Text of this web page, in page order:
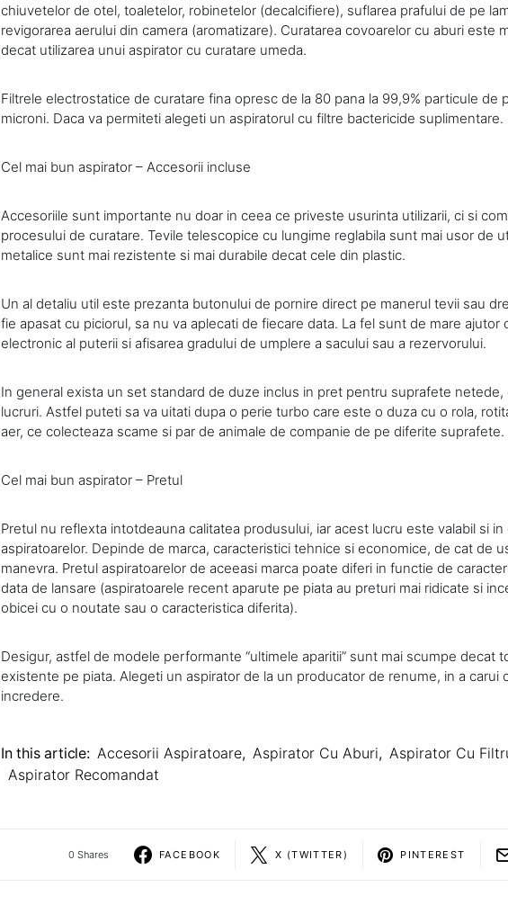
chiuvetelor de otel, toaletelor, robinetelor (decalcifiere), suflarea prafului de pe
revigorarea aerului din camera (aromatizare). Curatarea covoarelor cu aburi este
decat utilizarea unui aspirator cu curatare umeda.
Filtrele electrostatice de curatare fina opresc de la 80 pana la 99,9% particule de
microni. Daca va permiteti alegeti un aspiratorul cu filtre bactericide suplimentare.
Cel mai bun aspirator – Accesorii incluse
Accesoriile sunt importante nu doar in ceea ce priveste usurinta utilizarii, ci si
procesului de curatare. Tevile telescopice cu lungime reglabila sunt mai usor de
metalice sunt mai rezistente si mai durabile decat cele din plastic.
Un al detaliu util este prezanta butonului de pornire direct pe manerul tevii sau
fie apasat cu piciorul, sa nu va aplecati de fiecare data. La fel sunt de mare ajutor
electronic al puterii si afisarea gradului de umplere a sacului sau a rezervorului.
In general exista un set standard de duze inclus in pret pentru suprafete netede,
lucruri. Astfel puteti sa va uitati dupa o perie turbo care este o duza cu o rola,
aer, ce colecteaza scame si par de animale de companie de pe diferite suprafete.
Cel mai bun aspirator – Pretul
Pretul nu reflexta intotdeauna calitatea produsului, iar acest lucru este valabil si in
aspiratoarelor. Depinde de marca, caracteristici tehnice si economice, de cat de
manevra. Pretul aspiratoarelor de aceeasi marca poate diferi in functie de
data de lansare (aspiratoarele recent aparute pe piata au preturi mai ridicate si
obicei cu o noutate sau o caracteristica diferita).
Desigur, astfel de modele performante “ultimele aparitii” sunt mai scumpe decat
existente pe piata. Alegeti un aspirator de la un producator de renume, in a carui
incredere.
In this article: Accesorii Aspiratoare, Aspirator Cu Aburi, Aspirator Cu
Aspirator Recomandat
0 Shares FACEBOOK X (TWITTER) PINTEREST